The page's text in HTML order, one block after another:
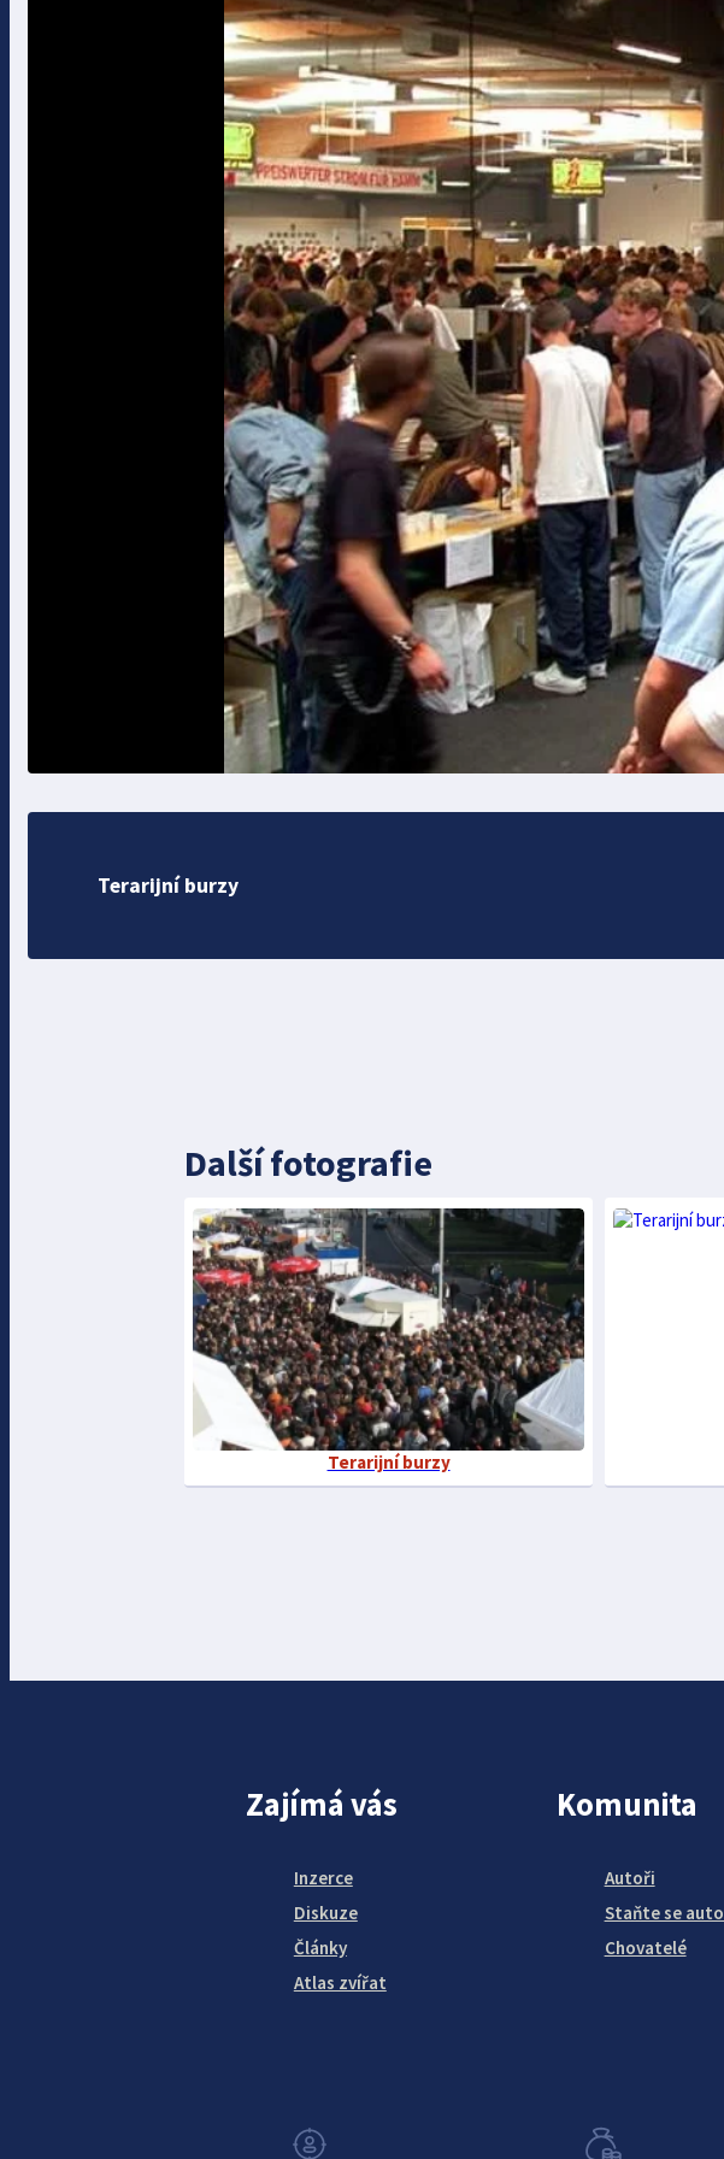
Terarijní burzy
Další fotografie
Terarijní burzy
Zajímá vás
Inzerce
Diskuze
Články
Atlas zvířat
Komunita
Autoři
Staňte se
Chovatelé